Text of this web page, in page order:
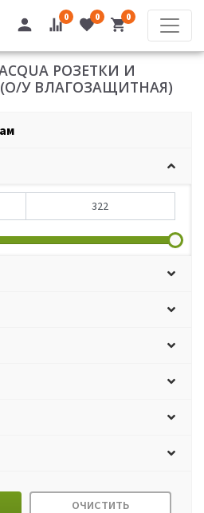
0 0 0
РОЗЕТКИ И
У ВЛАГОЗАЩИТНАЯ)
ОЧИСТИТЬ